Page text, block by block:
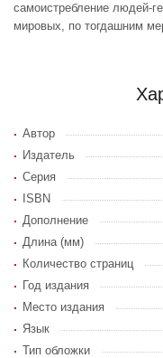
самоистребление людей-
мировых, по тогдашним
Автор
Издатель
Серия
ISBN
Дополнение
Длина (мм)
Количество страниц
Год издания
Место издания
Язык
Тип обложки